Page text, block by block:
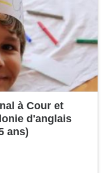
à Cour et
d'anglais
ans)